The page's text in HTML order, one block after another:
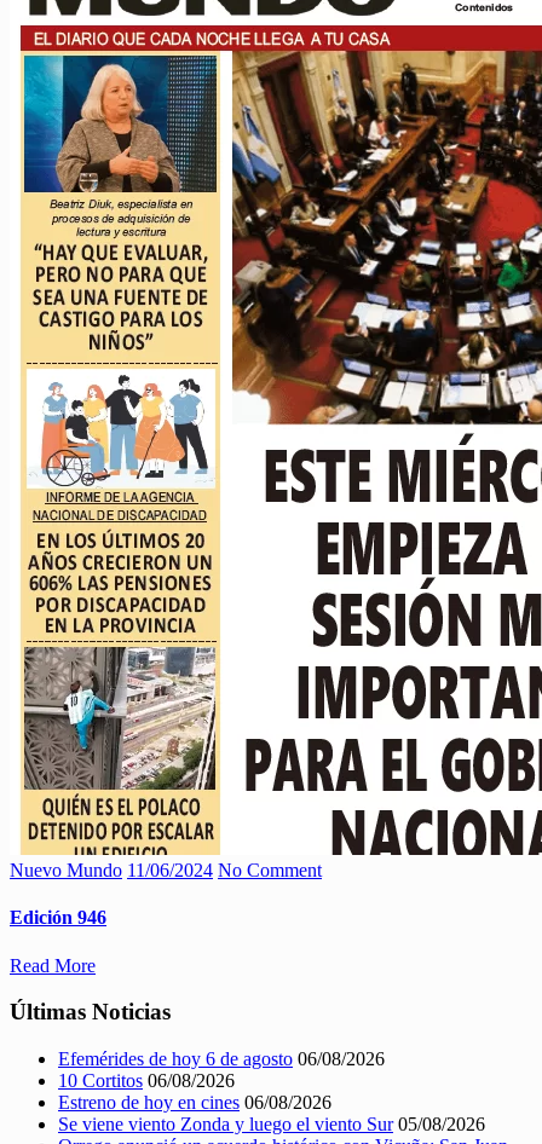
Nuevo Mundo 11/06/2024 No Comment
Edición 946
Read More
Últimas Noticias
Efemérides de hoy 6 de agosto 06/08/2026
10 Cortitos 06/08/2026
Estreno de hoy en cines 06/08/2026
Se viene viento Zonda y luego el viento Sur 05/08/2026